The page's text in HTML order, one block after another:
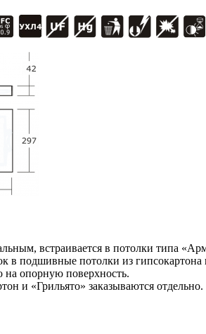
встраивается в потолки типа
подшивные потолки из гипсокартона
на опорную поверхность.
и «Грильято» заказываются отдельно.